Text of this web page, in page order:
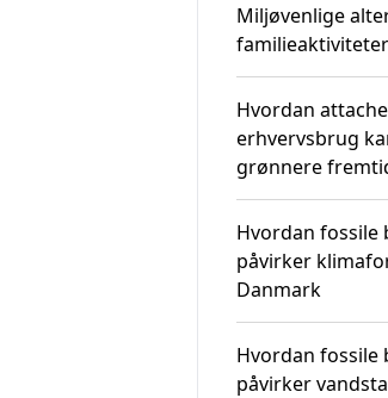
Miljøvenlige
Hvordan
erhvervsbrug
grønnere
Hvordan
påvirker
Danmark
Hvordan
påvirker